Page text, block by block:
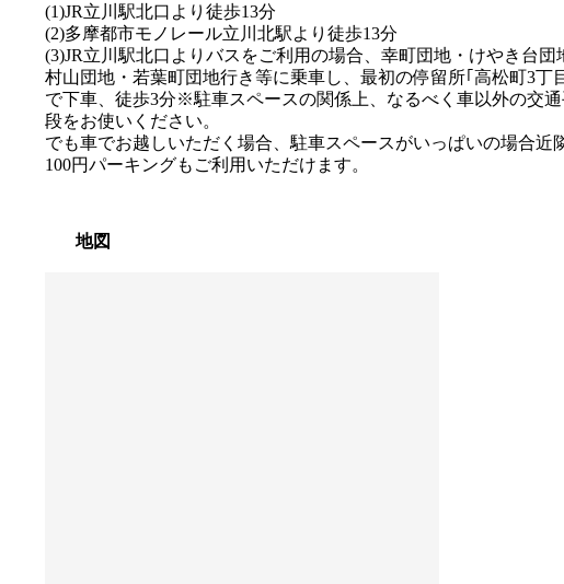
(1)JR立川駅北口より徒歩13分
(2)多摩都市モノレール立川北駅より徒歩13分
(3)JR立川駅北口よりバスをご利用の場合、幸町団地・けやき台団
村山団地・若葉町団地行き等に乗車し、最初の停留所｢高松町3丁
で下車、徒歩3分※駐車スペースの関係上、なるべく車以外の交
段をお使いください。
でも車でお越しいただく場合、駐車スペースがいっぱいの場合近
100円パーキングもご利用いただけます。
地図